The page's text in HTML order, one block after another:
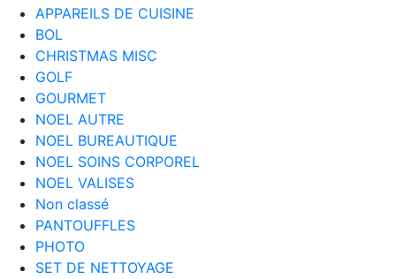
APPAREILS DE CUISINE
BOL
CHRISTMAS MISC
GOLF
GOURMET
NOEL AUTRE
NOEL BUREAUTIQUE
NOEL SOINS CORPOREL
NOEL VALISES
Non classé
PANTOUFFLES
PHOTO
SET DE NETTOYAGE